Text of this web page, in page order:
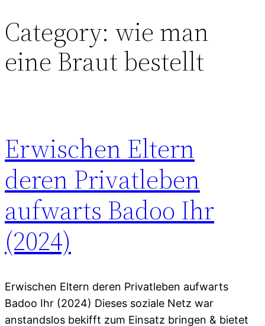
Skip
to
content
Category: wie man
eine Braut bestellt
Erwischen Eltern
deren Privatleben
aufwarts Badoo Ihr
(2024)
Erwischen Eltern deren Privatleben aufwarts
Badoo Ihr (2024) Dieses soziale Netz war
anstandslos bekifft zum Einsatz bringen & bietet